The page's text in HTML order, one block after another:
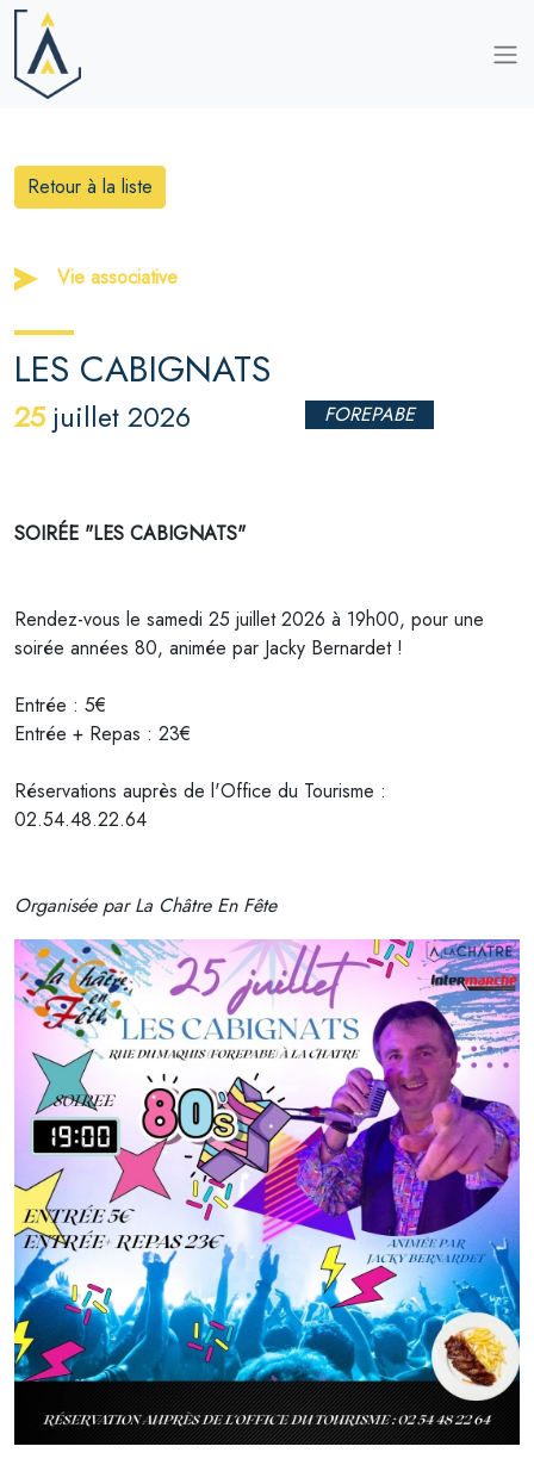
Retour à la liste
Vie associative
LES CABIGNATS
25 juillet 2026 FOREPABE
SOIRÉE "LES CABIGNATS"
Rendez-vous le samedi 25 juillet 2026 à 19h00, pour une
soirée années 80, animée par Jacky Bernardet !
Entrée : 5€
Entrée + Repas : 23€
Réservations auprès de l'Office du Tourisme :
02.54.48.22.64
Organisée parLa Châtre En Fête